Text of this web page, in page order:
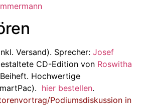
Versand). Sprecher: Josef
CD-Edition von Roswitha
Hochwertige
hier bestellen.
Podiumsdiskussion in